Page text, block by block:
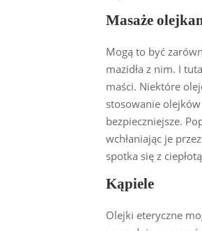
Masaże
Mogą to być
mazidła z nim. I
maści. Niektóre
stosowanie
bezpieczniejsze.
wchłaniając je
spotka się z
Kąpiele
Olejki eteryczne